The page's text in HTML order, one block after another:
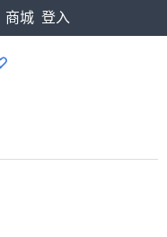
商城 登入